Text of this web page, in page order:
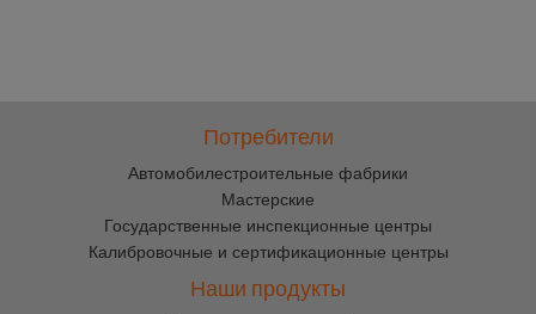
Потребители
Автомобилестроительные фабрики
Мастерские
Государственные инспекционные центры
Калибровочные и сертификационные центры
Наши продукты